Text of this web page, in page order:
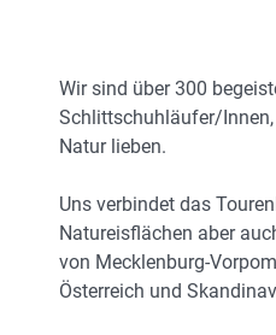
Wir sind über 300
Schlittschuhläufer/
Natur lieben.
Uns verbindet das
Natureisflächen aber
von Mecklenburg-
Österreich und